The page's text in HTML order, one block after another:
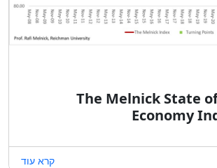
The Melnick State
Economy
קרא עוד